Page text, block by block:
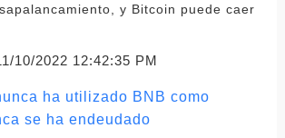
y Bitcoin puede caer
10/2022 12:42:35 PM
ha utilizado BNB como
se ha endeudado